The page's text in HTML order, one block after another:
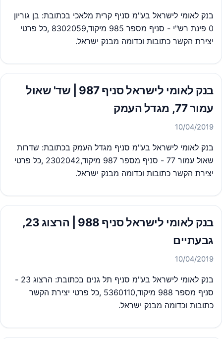
בנק לאומי לישראל בע"מ סניף קרית מלאכי בכתובת: בן גוריון
0 פינת רש"י - סניף מספר 985 מיקוד,8302059 ,כל פרטי
יצירת הקשר כתובות וכדומה מבנק ישראל.
בנק לאומי לישראל סניף 987 | שד' שאול
עמור 77, מגדל העמק
10/04/2019
בנק לאומי לישראל בע"מ סניף מגדל העמק בכתובת: שדרות
שאול עמור 77 - סניף מספר 987 מיקוד,2302042 ,כל פרטי
יצירת הקשר כתובות וכדומה מבנק ישראל.
בנק לאומי לישראל סניף 988 | הרצוג 23,
גבעתיים
10/04/2019
בנק לאומי לישראל בע"מ סניף תל גנים בכתובת: הרצוג 23 -
סניף מספר 988 מיקוד,5360110 ,כל פרטי יצירת הקשר
כתובות וכדומה מבנק ישראל.